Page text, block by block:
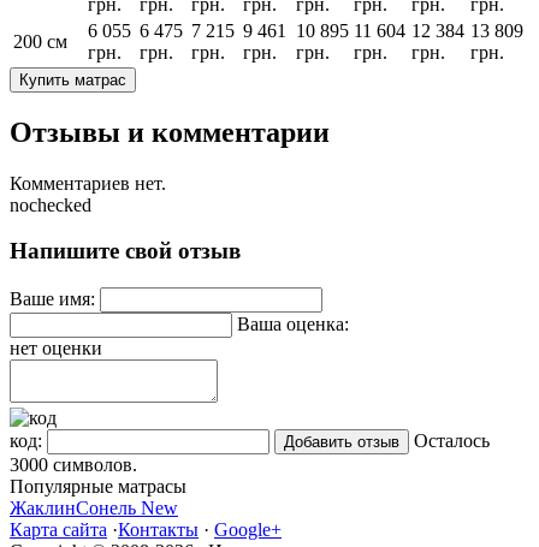
200 см
6 055
грн.
6 475
грн.
7 215
грн.
9 461
грн.
10 895
грн.
11 604
грн.
12 384
грн.
13 809
грн.
Купить матрас
Отзывы и комментарии
Комментариев нет.
nochecked
Напишите свой отзыв
Ваше имя:
Ваша оценка:
нет оценки
код:
Осталось
3000 символов.
Популярные матрасы
ЖаклинСонель New
Карта сайта ·Контакты · Google+